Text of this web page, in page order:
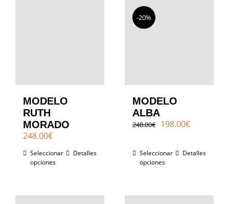
MODELO
RUTH
MORADO
248.00€
Seleccionar
opciones
Detalles
-20%
MODELO
ALBA
248.00€ El
era:
248.00€.
198.00€El
es:
Seleccionar
opciones
Detalles